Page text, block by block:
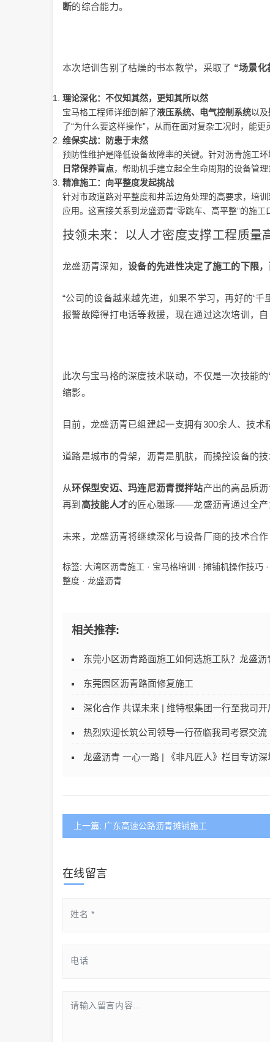
断的综合能力。
本次培训告别了枯燥的书本教学，采取了 “场景化
理论深化：不仅知其然，更知其所以然
宝马格工程师详细剖解了液压系统、电气控制系统以及
了“为什么要这样操作”，从而在面对复杂工况时，能更
维保实战：防患于未然
预防性维护是降低设备故障率的关键。针对沥青施工
日常保养盲点，帮助机手建立起全生命周期的设备管理
精准施工：向平整度发起挑战
针对市政道路对平整度和井盖边角处理的高要求，培
应用。这直接关系到龙盛沥青“零跳车、高平整”的施工
技领未来：以人才密度支撑工程质量
龙盛沥青深知，设备的先进性决定了施工的下限
“公司的设备越来越先进，如果不学习，再好的‘千
报警故障得打电话等救援，现在通过这次培训，
此次与宝马格的深度技术联动，不仅是一次技能
缩影。
目前，龙盛沥青已组建起一支拥有300余人、技
道路是城市的骨架，沥青是肌肤，而操控设备的
从环保型安迈、玛连尼沥青搅拌站产出的高品质
再到 高技能人才的匠心雕琢——龙盛沥青通过全产
未来，龙盛沥青将继续深化与设备厂商的技术合作
标签: 大湾区沥青施工 · 宝马格培训 · 摊铺机操作技巧 ·
整度 · 龙盛沥青
相关推荐:
东莞小区沥青路面施工如何选施工队？龙盛
东莞园区沥青路面修复施工
深化合作 共谋未来 | 维特根集团一行至我司
热烈欢迎长筑公司领导一行莅临我司考察交流
龙盛沥青 一心一路 | 《非凡匠人》栏目专访
上一篇: 广东高速公路沥青摊铺施工
在线留言